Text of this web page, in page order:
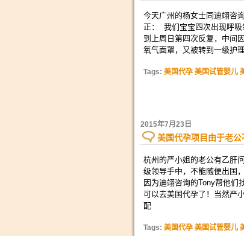
今天广州的杨女士同迪翊咨
正： 我们宝宝四次出现呼吸
到上周日第四次反复，中间
氧气面罩，又被转到一级护
Tags: 美国代孕 美国试管婴儿
2015年7月23日
美国代孕项目由于老公
杭州的严小姐的老公有乙肝
级领导手中，不能随便出国
因为迪翊咨询的Tony帮他们
可以去美国代孕了！当然严
配
Tags: 美国代孕 美国试管婴儿